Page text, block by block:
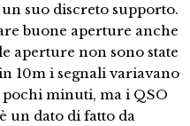
suo discreto supporto.
buone aperture anche
aperture non sono state
10m i segnali variavano
minuti, ma i QSO
un dato di fatto da